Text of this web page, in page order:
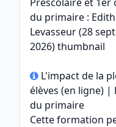
L'impact de la
élèves (en ligne) |
du primaire
Cette formation